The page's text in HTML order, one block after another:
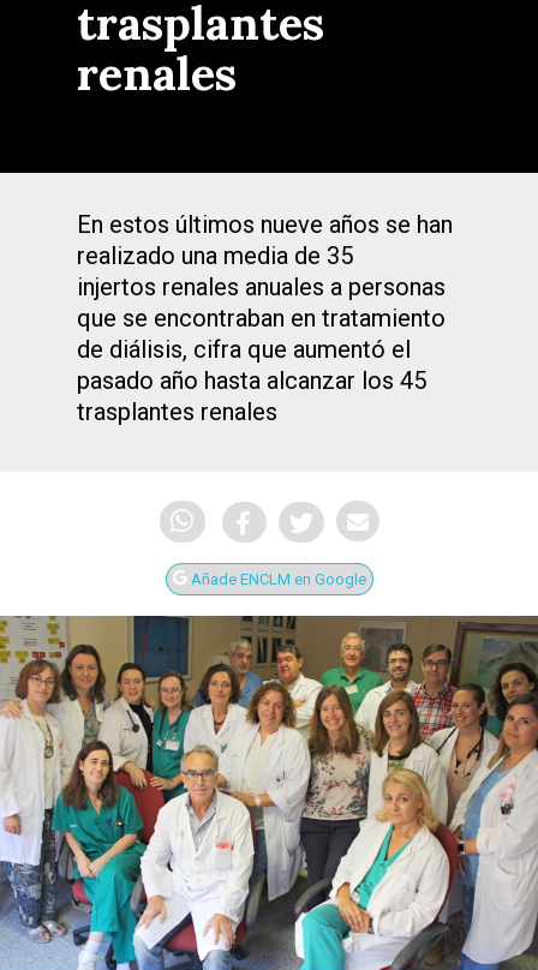
trasplantes
renales
En estos últimos nueve años se han
realizado una media de 35
injertos renales anuales a personas
que se encontraban en tratamiento
de diálisis, cifra que aumentó el
pasado año hasta alcanzar los 45
trasplantes renales
Añade ENCLM en Google